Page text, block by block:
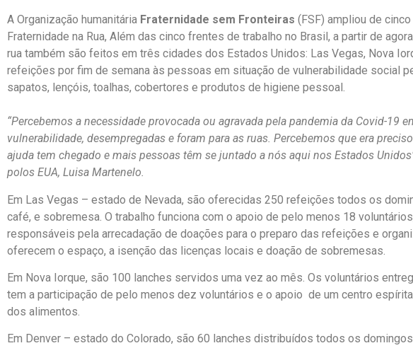
A Organização humanitária Fraternidade sem Fronteiras (FSF) ampliou de
Fraternidade na Rua, Além das cinco frentes de trabalho no Brasil, a partir de
rua também são feitos em três cidades dos Estados Unidos: Las Vegas, Nova
refeições por fim de semana às pessoas em situação de vulnerabilidade social
sapatos, lençóis, toalhas, cobertores e produtos de higiene pessoal.
“Percebemos a necessidade provocada ou agravada pela pandemia da Covid-19
vulnerabilidade, desempregadas e foram para as ruas. Percebemos que era
ajuda tem chegado e mais pessoas têm se juntado a nós aqui nos Estados
polos EUA, Luisa Martenelo.
Em Las Vegas – estado de Nevada, são oferecidas 250 refeições todos os
café, e sobremesa. O trabalho funciona com o apoio de pelo menos 18
responsáveis pela arrecadação de doações para o preparo das refeições e
oferecem o espaço, a isenção das licenças locais e doação de sobremesas.
Em Nova Iorque, são 100 lanches servidos uma vez ao mês. Os voluntários
tem a participação de pelo menos dez voluntários e o apoio de um centro
dos alimentos.
Em Denver – estado do Colorado, são 60 lanches distribuídos todos os